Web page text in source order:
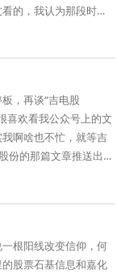
的，我认为那段时长
，再谈“吉电股
喜欢看我公众号上的文
啊啥也不忙，就等吉
份的那篇文章推送出去
根阳线改变信仰，何
股票石基信息和嘉化